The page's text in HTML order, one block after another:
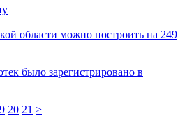
области можно построить на 249
было зарегистрировано в
20 21 >